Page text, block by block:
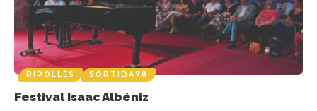
RIPOLLÈS SORTIDA78
Festival Isaac Albéniz